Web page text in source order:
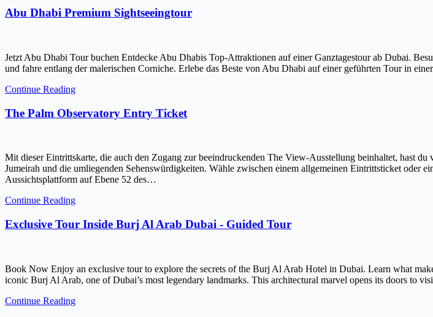
Abu Dhabi Premium Sightseeingtour
Jetzt Abu Dhabi Tour buchen Entdecke Abu Dhabis Top-Attraktionen auf einer Ganztagestour ab Dubai.
und fahre entlang der malerischen Corniche. Erlebe das Beste von Abu Dhabi auf einer geführten Tour in
Continue Reading
The Palm Observatory Entry Ticket
Mit dieser Eintrittskarte, die auch den Zugang zur beeindruckenden The View-Ausstellung beinhaltet, hast
Jumeirah und die umliegenden Sehenswürdigkeiten. Wähle zwischen einem allgemeinen Eintrittsticket
Aussichtsplattform auf Ebene 52 des…
Continue Reading
Exclusive Tour Inside Burj Al Arab Dubai - Guided Tour
Book Now Enjoy an exclusive tour to explore the secrets of the Burj Al Arab Hotel in Dubai. Learn what
iconic Burj Al Arab, one of Dubai’s most legendary landmarks. This architectural marvel opens its doors to
Continue Reading